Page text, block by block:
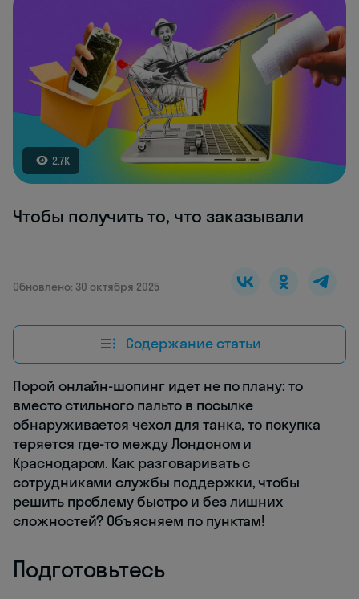
2.7K
Чтобы получить то, что заказывали
Обновлено: 30 октября 2025
Содержание статьи
Порой онлайн-шопинг идет не по плану: то
вместо стильного пальто в посылке
обнаруживается чехол для танка, то покупка
теряется где-то между Лондоном и
Краснодаром. Как разговаривать с
сотрудниками службы поддержки, чтобы
решить проблему быстро и без лишних
сложностей? Объясняем по пунктам!
Подготовьтесь